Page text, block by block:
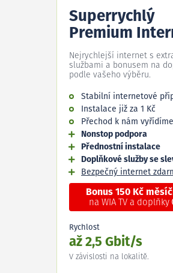
Superrychlý
Premium
Nejrychlejší internet s
službami a bonusem na
podle vašeho výběru.
Stabilní internetové
Instalace již za 1 Kč
Přechod k nám
Nonstop podpora
Přednostní instalace
Doplňkové služby se
Bezpečný internet
Bonus 150 Kč
na WIA TV a doplňky
Rychlost
až 2,5 Gbit/s
V závislosti na lokalitě.